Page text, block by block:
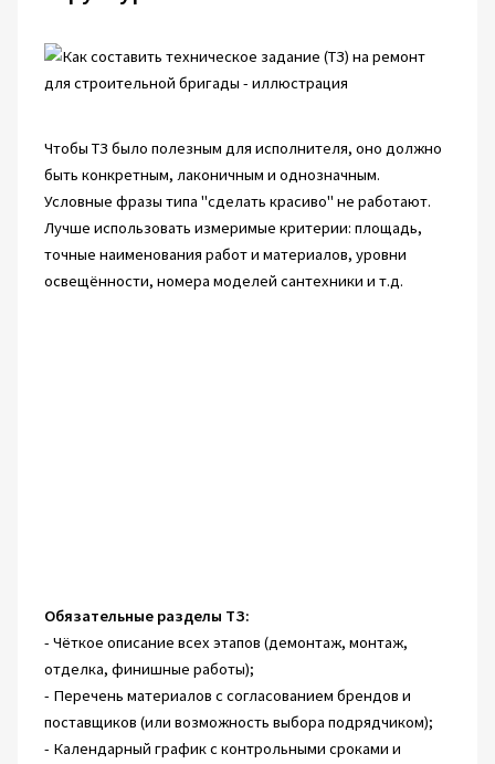
Чтобы ТЗ было полезным для исполнителя, оно должно
быть конкретным, лаконичным и однозначным.
Условные фразы типа "сделать красиво" не работают.
Лучше использовать измеримые критерии: площадь,
точные наименования работ и материалов, уровни
освещённости, номера моделей сантехники и т.д.
Обязательные разделы ТЗ:
- Чёткое описание всех этапов (демонтаж, монтаж,
отделка, финишные работы);
- Перечень материалов с согласованием брендов и
поставщиков (или возможность выбора подрядчиком);
- Календарный график с контрольными сроками и